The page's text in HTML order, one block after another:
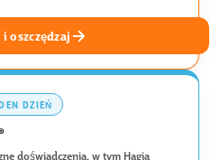
i oszczędzaj
DZIEŃ
doświadczenia, w tym Hagia